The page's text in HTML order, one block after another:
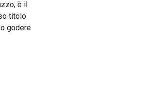
è il
titolo
godere